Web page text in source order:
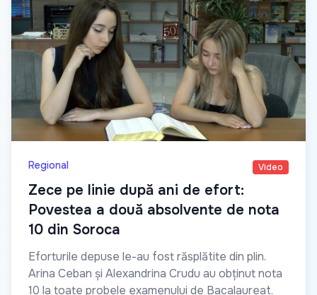
Regional Video
Zece pe linie după ani de efort:
Povestea a două absolvente de nota
10 din Soroca
Eforturile depuse le-au fost răsplătite din plin.
Arina Ceban și Alexandrina Crudu au obținut nota
10 la toate probele examenului de Bacalaureat.